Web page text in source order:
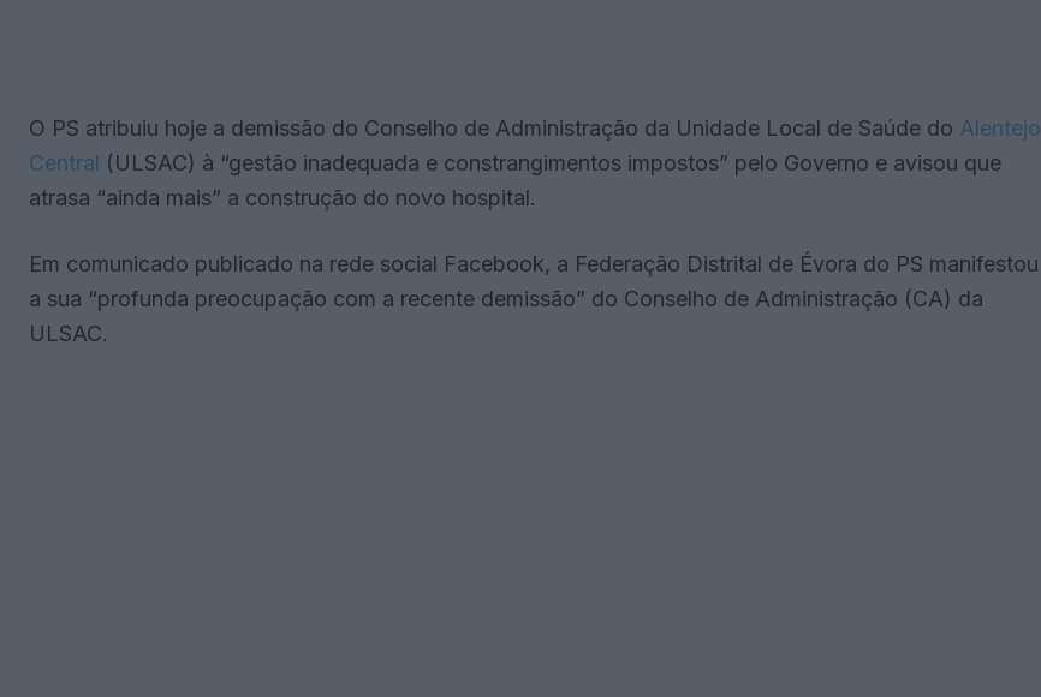
O PS atribuiu hoje a demissão do Conselho de Administração da Unidade Local de Saúde do Alentejo
Central (ULSAC) à “gestão inadequada e constrangimentos impostos” pelo Governo e avisou que
atrasa “ainda mais” a construção do novo hospital.
Em comunicado publicado na rede social Facebook, a Federação Distrital de Évora do PS manifestou
a sua “profunda preocupação com a recente demissão” do Conselho de Administração (CA) da
ULSAC.